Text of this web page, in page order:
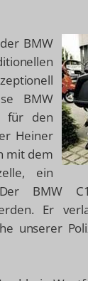
BMW
BMW
für den
Heiner
mit dem
ein
BMW
Er
unserer